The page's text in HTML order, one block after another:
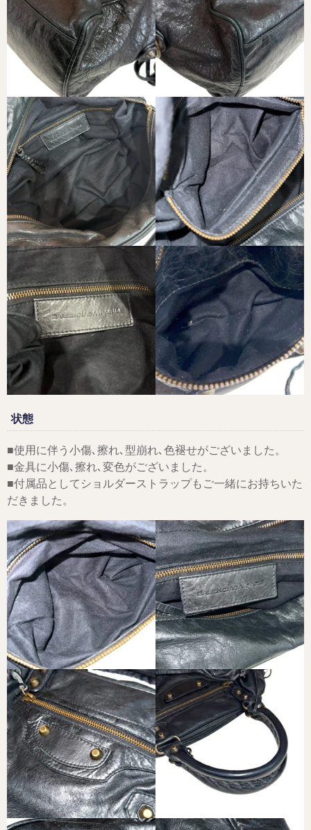
状態
■使用に伴う小傷､擦れ､型崩れ､色褪せがございました。
■金具に小傷､擦れ､変色がございました。
■付属品としてショルダーストラップもご一緒にお持ちいた
だきました。